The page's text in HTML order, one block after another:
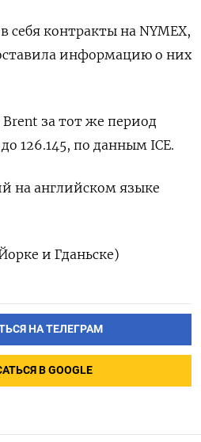
себя контракты на NYMEX,
информацию о них
за тот же период
126.145, по данным ICE.
на английском языке
и Гданьске)
НА ТЕЛЕГРАМ
В GOOGLE